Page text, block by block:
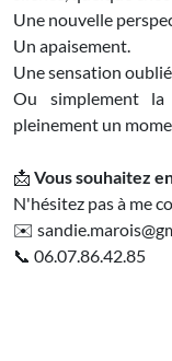
Une nouvelle
Un apaisement.
Une sensation
Ou simplement
pleinement un
📩 Vous souhaitez
N'hésitez pas à me
✉️
📞 06.07.86.42.85